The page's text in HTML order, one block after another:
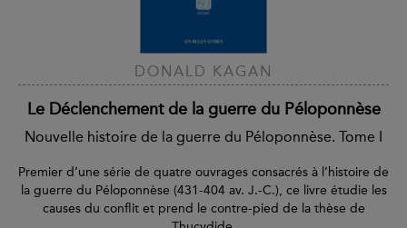
DONALD KAGAN
Le Déclenchement de la guerre du Péloponnèse
Nouvelle histoire de la guerre du Péloponnèse. Tome I
Premier d’une série de quatre ouvrages consacrés à l’histoire de
la guerre du Péloponnèse (431-404 av. J.-C.), ce livre étudie les
causes du conflit et prend le contre-pied de la thèse de